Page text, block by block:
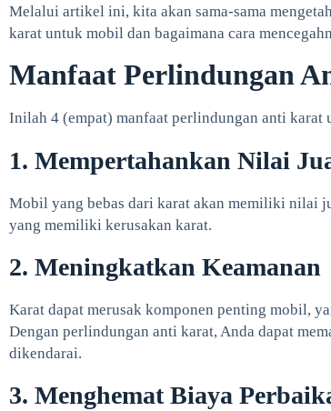
Melalui artikel ini, kita akan sama-sama
karat untuk mobil dan bagaimana cara
Manfaat Perlindungan
Inilah 4 (empat) manfaat perlindungan anti karat
1. Mempertahankan Nilai
Mobil yang bebas dari karat akan memiliki nilai
yang memiliki kerusakan karat.
2. Meningkatkan Keamanan
Karat dapat merusak komponen penting mobil,
Dengan perlindungan anti karat, Anda dapat
dikendarai.
3. Menghemat Biaya